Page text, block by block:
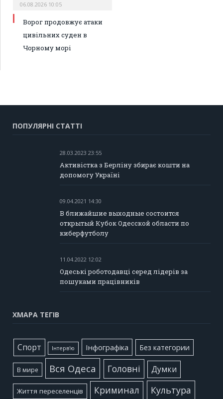
06.08.2026 10:05
Ворог продовжує атаки
цивільних суден в
Чорному морі
ПОПУЛЯРНІ СТАТТІ
28.03.2023 23:55
Активістка з Берліну збирає кошти на
допомогу Україні
09.04.2021 14:30
В ближайшие выходные состоится
открытый Кубок Одесской области по
киберфутболу
11.04.2022 12:02
Одеські роботодавці серед лідерів за
пошуками працівників
ХМАРА ТЕГІВ
Cпорт Інтерв'ю Інфографіка Без категории
В мире Вся Одеса Головні Думки
Життя переселенців Криминал Культура